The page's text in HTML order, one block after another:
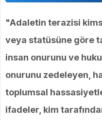
"Adaletin terazisi
veya statüsüne göre
insan onurunu ve
onurunu zedeleyen,
toplumsal
ifadeler, kim